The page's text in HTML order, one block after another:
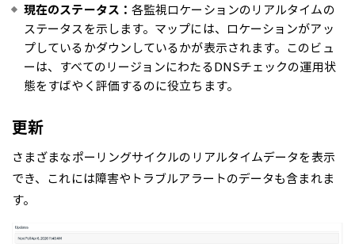
現在のステータス： 各監視ロケーションのリアルタイムの
ステータスを示します。マップには、ロケーションがアッ
プしているかダウンしているかが表示されます。このビュ
ーは、すべてのリージョンにわたるDNSチェックの運用状
態をすばやく評価するのに役立ちます。
更新
さまざまなポーリングサイクルのリアルタイムデータを表示
でき、これには障害やトラブルアラートのデータも含まれま
す。